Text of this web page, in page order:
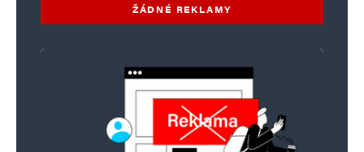
ŽÁDNÉ REKLAMY